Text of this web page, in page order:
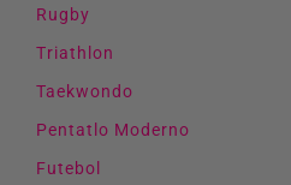
Rugby
Triathlon
Taekwondo
Pentatlo Moderno
Futebol